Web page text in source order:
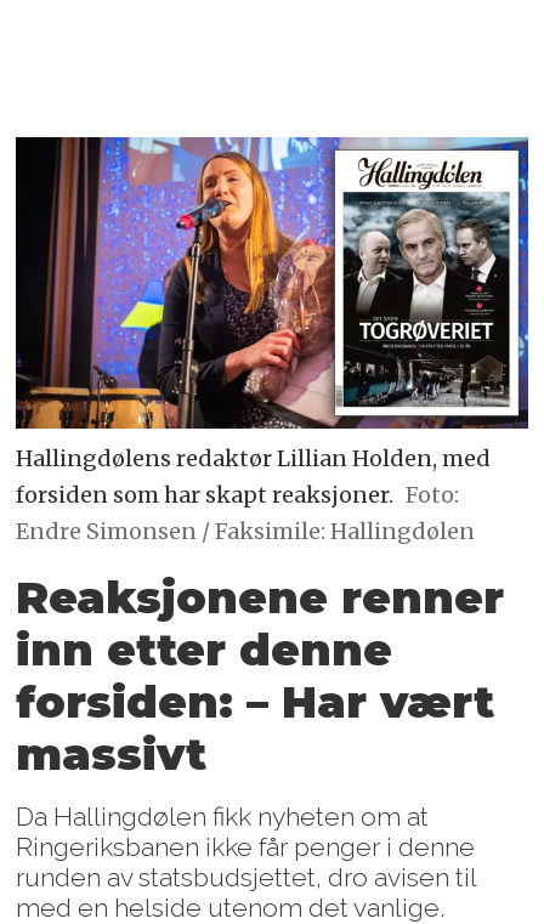
Hallingdølens redaktør Lillian Holden, med
forsiden som har skapt reaksjoner. Foto:
Endre Simonsen / Faksimile: Hallingdølen
Reaksjonene renner
inn etter denne
forsiden: – Har vært
massivt
Da Hallingdølen fikk nyheten om at
Ringeriksbanen ikke får penger i denne
runden av statsbudsjettet, dro avisen til
med en helside utenom det vanlige.